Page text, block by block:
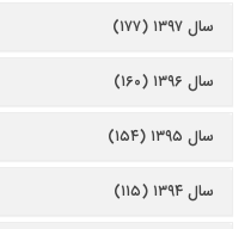
سال ۱۳۹۷ (۱۷۷)
سال ۱۳۹۶ (۱۶۰)
سال ۱۳۹۵ (۱۵۴)
سال ۱۳۹۴ (۱۱۵)